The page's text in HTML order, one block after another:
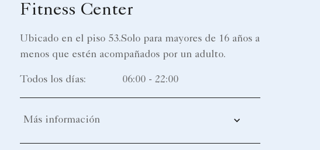
Fitness Center
Ubicado en el piso 53.Solo para mayores de 16 años a
menos que estén acompañados por un adulto.
Todos los días: 06:00 - 22:00
Más información